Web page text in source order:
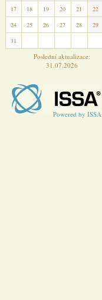
17
18 19 20 21 22
24
25 26 27 28 29
31
Poslední aktualizace:
31.07.2026
Powered by ISSA